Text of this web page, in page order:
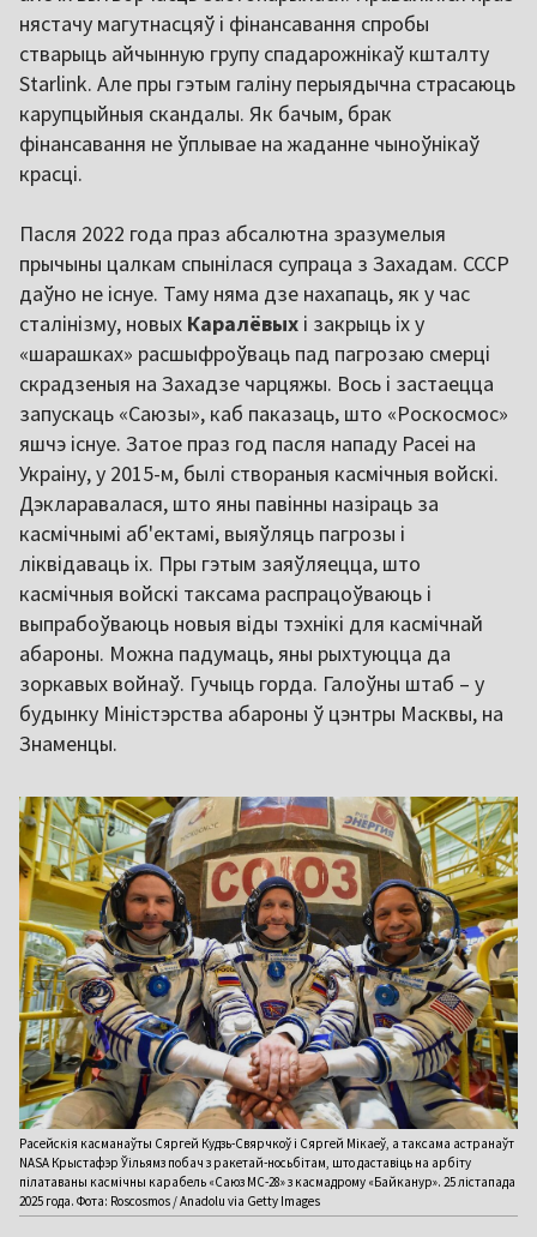
нястачу магутнасцяў і фінансавання спробы
стварыць айчынную групу спадарожнікаў кшталту
Starlink. Але пры гэтым галіну перыядычна страсаюць
карупцыйныя скандалы. Як бачым, брак
фінансавання не ўплывае на жаданне чыноўнікаў
красці.
Пасля 2022 года праз абсалютна зразумелыя
прычыны цалкам спынілася супраца з Захадам. СССР
даўно не існуе. Таму няма дзе нахапаць, як у час
сталінізму, новых Каралёвых і закрыць іх у
«шарашках» расшыфроўваць пад пагрозаю смерці
скрадзеныя на Захадзе чарцяжы. Вось і застаецца
запускаць «Саюзы», каб паказаць, што «Роскосмос»
яшчэ існуе. Затое праз год пасля нападу Расеі на
Украіну, у 2015-м, былі створаныя касмічныя войскі.
Дэкларавалася, што яны павінны назіраць за
касмічнымі аб'ектамі, выяўляць пагрозы і
ліквідаваць іх. Пры гэтым заяўляецца, што
касмічныя войскі таксама распрацоўваюць і
выпрабоўваюць новыя віды тэхнікі для касмічнай
абароны. Можна падумаць, яны рыхтуюцца да
зоркавых войнаў. Гучыць горда. Галоўны штаб – у
будынку Міністэрства абароны ў цэнтры Масквы, на
Знаменцы.
Расейскія касманаўты Сяргей Кудзь-Свярчкоў і Сяргей Мікаеў, а таксама астранаўт
NASA Крыстафэр Ўільямз побач з ракетай-носьбітам, што даставіць на арбіту
пілатаваны касмічны карабель «Саюз МС-28» з касмадрому «Байканур». 25 лістапада
2025 года. Фота: Roscosmos / Anadolu via Getty Images